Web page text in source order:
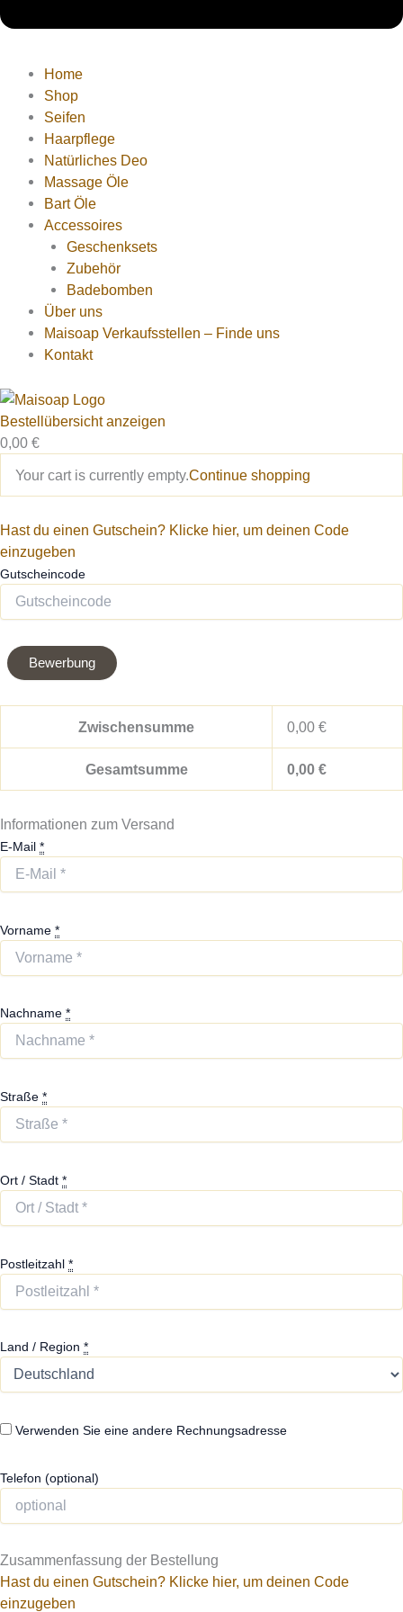
Home
Shop
Seifen
Haarpflege
Natürliches Deo
Massage Öle
Bart Öle
Accessoires
Geschenksets
Zubehör
Badebomben
Über uns
Maisoap Verkaufsstellen – Finde uns
Kontakt
Bestellübersicht anzeigen
0,00 €
Your cart is currently empty.Continue shopping
Hast du einen Gutschein? Klicke hier, um deinen Code
einzugeben
Gutscheincode
Bewerbung
Zwischensumme 0,00€
Gesamtsumme 0,00€
Informationen zum Versand
E-Mail *
Vorname *
Nachname *
Straße *
Ort / Stadt *
Postleitzahl *
Land / Region *
Verwenden Sie eine andere Rechnungsadresse
Telefon (optional)
Zusammenfassung der Bestellung
Hast du einen Gutschein? Klicke hier, um deinen Code
einzugeben